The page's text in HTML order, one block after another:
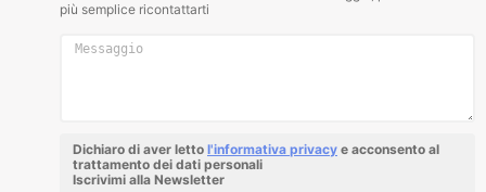
più semplice ricontattarti
Dichiaro di aver letto l'informativa privacy e acconsento al
trattamento dei dati personali
Iscrivimi alla Newsletter